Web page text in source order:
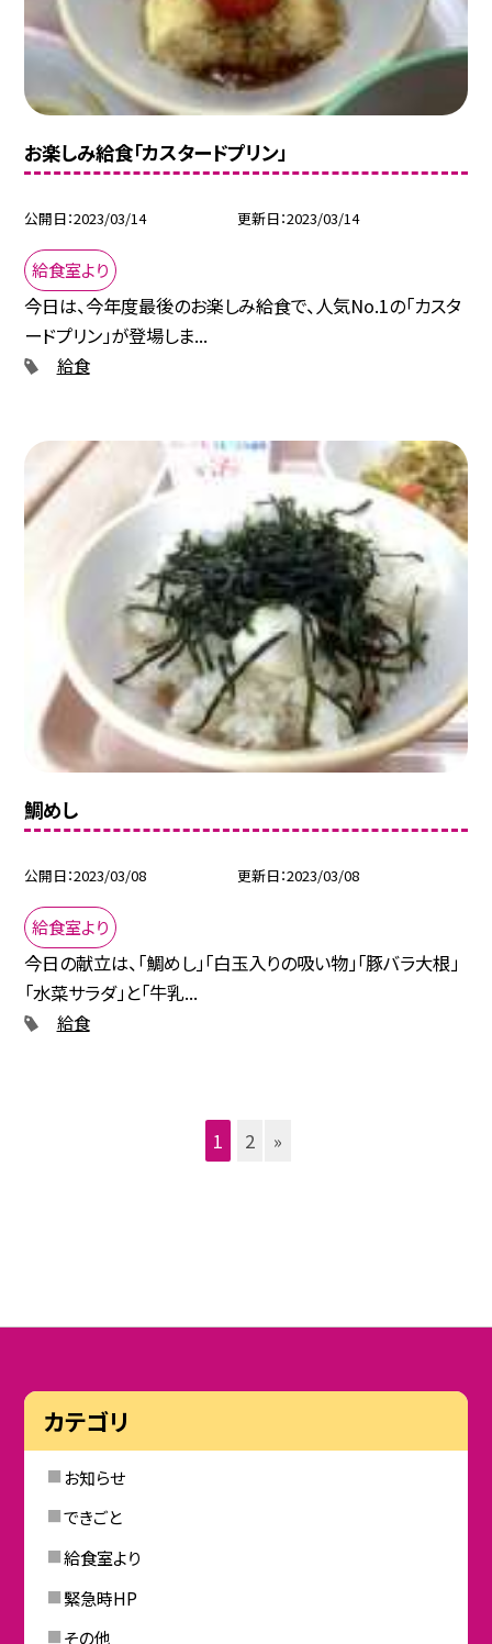
お楽しみ給食「カスタードプリン」
公開日 2023/03/14 更新日 2023/03/14
給食室より
今日は、今年度最後のお楽しみ給食で、人気No.1の「カスタ
ードプリン」が登場しま...
給食
鯛めし
公開日 2023/03/08 更新日 2023/03/08
給食室より
今日の献立は、「鯛めし」「白玉入りの吸い物」「豚バラ大根」
「水菜サラダ」と「牛乳...
給食
1 2 »
カテゴリ
お知らせ
できごと
給食室より
緊急時HP
その他